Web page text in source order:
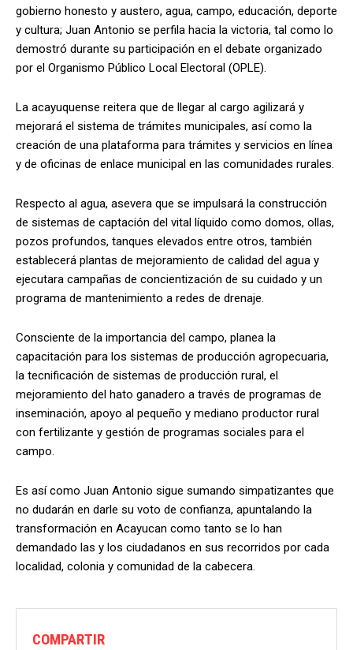
gobierno honesto y austero, agua, campo, educación, deporte
y cultura; Juan Antonio se perfila hacia la victoria, tal como lo
demostró durante su participación en el debate organizado
por el Organismo Público Local Electoral (OPLE).
La acayuquense reitera que de llegar al cargo agilizará y
mejorará el sistema de trámites municipales, así como la
creación de una plataforma para trámites y servicios en línea
y de oficinas de enlace municipal en las comunidades rurales.
Respecto al agua, asevera que se impulsará la construcción
de sistemas de captación del vital líquido como domos, ollas,
pozos profundos, tanques elevados entre otros, también
establecerá plantas de mejoramiento de calidad del agua y
ejecutara campañas de concientización de su cuidado y un
programa de mantenimiento a redes de drenaje.
Consciente de la importancia del campo, planea la
capacitación para los sistemas de producción agropecuaria,
la tecnificación de sistemas de producción rural, el
mejoramiento del hato ganadero a través de programas de
inseminación, apoyo al pequeño y mediano productor rural
con fertilizante y gestión de programas sociales para el
campo.
Es así como Juan Antonio sigue sumando simpatizantes que
no dudarán en darle su voto de confianza, apuntalando la
transformación en Acayucan como tanto se lo han
demandado las y los ciudadanos en sus recorridos por cada
localidad, colonia y comunidad de la cabecera.
COMPARTIR